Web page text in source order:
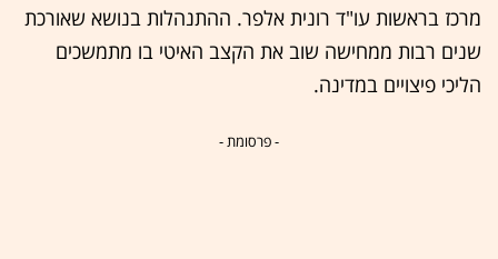
מרכז בראשות עו"ד רונית אלפר. ההתנהלות בנושא שאורכת
שנים רבות ממחישה שוב את הקצב האיטי בו מתמשכים
הליכי פיצויים במדינה.
- פרסומת -